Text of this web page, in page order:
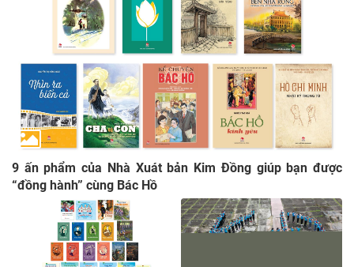
9 ấn phẩm của Nhà Xuát bản Kim Đồng giúp bạn được
“đồng hành” cùng Bác Hồ